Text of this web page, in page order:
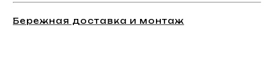
Бережная доставка и монтаж